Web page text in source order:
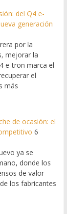
del Q4 e-
generación
por la
mejorar la
e-tron marca el
el
más
de ocasión: el
6
ya se
donde los
de valor
los fabricantes